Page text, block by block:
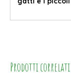
Prodotti correlati